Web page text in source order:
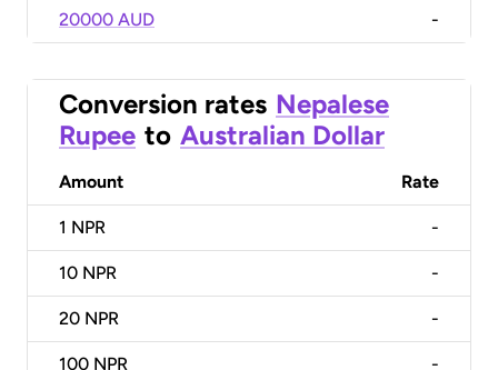
20000 AUD -
Conversion rates Nepalese
Rupee to Australian Dollar
Amount Rate
1 NPR -
10 NPR -
20 NPR -
100 NPR -